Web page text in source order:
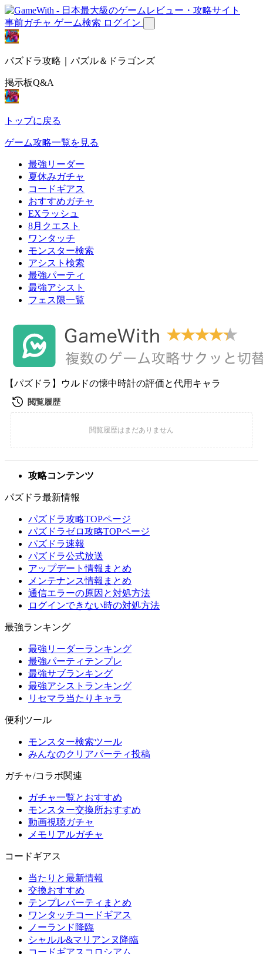
事前ガチャ ゲーム検索 ログイン
パズドラ攻略｜パズル＆ドラゴンズ
掲示板Q&A
トップに戻る
ゲーム攻略一覧を見る
最強リーダー
夏休みガチャ
コードギアス
おすすめガチャ
EXラッシュ
8月クエスト
ワンタッチ
モンスター検索
アシスト検索
最強パーティ
最強アシスト
フェス限一覧
【パズドラ】ウルドの懐中時計の評価と代用キャラ
攻略コンテンツ
パズドラ最新情報
パズドラ攻略TOPページ
パズドラゼロ攻略TOPページ
パズドラ速報
パズドラ公式放送
アップデート情報まとめ
メンテナンス情報まとめ
通信エラーの原因と対処方法
ログインできない時の対処方法
最強ランキング
最強リーダーランキング
最強パーティテンプレ
最強サブランキング
最強アシストランキング
リセマラ当たりキャラ
便利ツール
モンスター検索ツール
みんなのクリアパーティ投稿
ガチャ/コラボ関連
ガチャ一覧とおすすめ
モンスター交換所おすすめ
動画視聴ガチャ
メモリアルガチャ
コードギアス
当たりと最新情報
交換おすすめ
テンプレパーティまとめ
ワンタッチコードギアス
ノーランド降臨
シャルル&マリアンヌ降臨
コードギアスコロシアム